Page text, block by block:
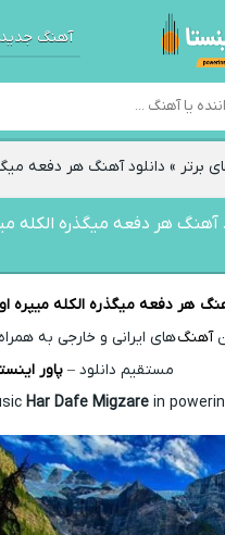
آهنگ جدید
برتر » دانلود آهنگ هر دفعه
آهنگ هر دفعه میگذره الکله
هر دفعه میگذره الکله میپره
آهنگهای ایرانی و خارجی به
مستقیم دانلود – پاور
Har Dafe Migzare in